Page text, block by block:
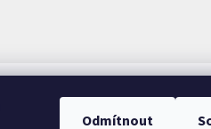
Odmítnout